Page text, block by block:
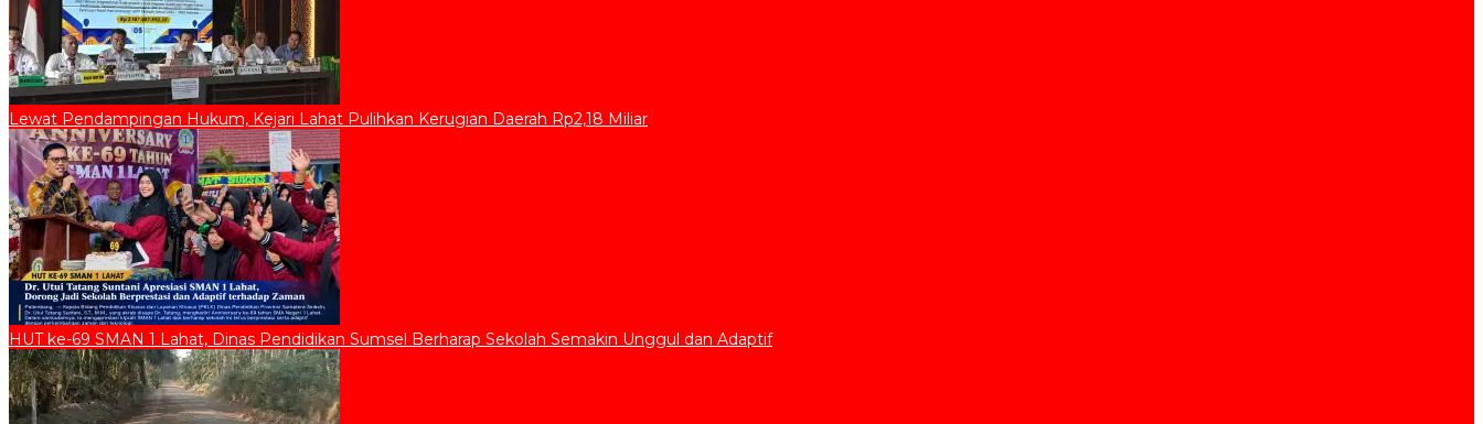
Lewat Pendampingan Hukum, Kejari Lahat Pulihkan Kerugian Daerah Rp2,18 Miliar
HUT ke-69 SMAN 1 Lahat, Dinas Pendidikan Sumsel Berharap Sekolah Semakin Unggul dan Adaptif